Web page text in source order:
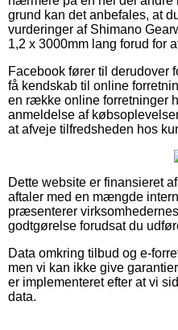
grund kan det anbefales, at
vurderinger af Shimano
1,2 x 3000mm lang forud for
Facebook fører til derudover
få kendskab til online
en række online forretninger
anmeldelse af
at afveje tilfredsheden hos
Dette website er finansieret
aftaler med en mængde
præsenterer
godtgørelse forudsat du
Data omkring tilbud og e-
men vi kan ikke give
er implementeret efter at vi
data.